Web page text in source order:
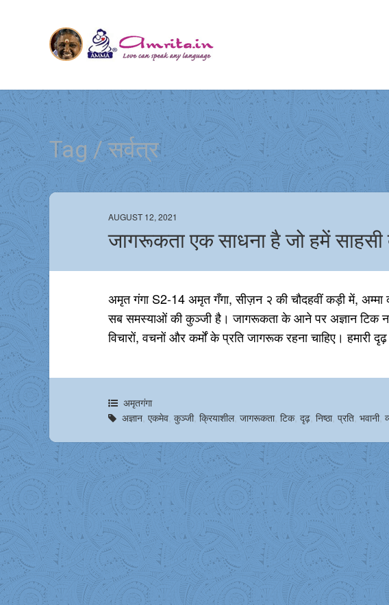
Tag / सर्वत्र
AUGUST 12, 2021
जागरूकता एक साधना है जो हमें साहसी
अमृत गंगा S2-14 अमृत गँगा, सीज़न २ की चौदहवीं कड़ी में,
सब समस्याओं की कुञ्जी है। जागरूकता के आने पर अज्ञान टिक
विचारों, वचनों और कर्मों के प्रति जागरूक रहना चाहिए। हमारी
अमृतगंगा
अज्ञान ,एकमेव ,कुञ्जी,क्रियाशील,जागरूकता,टिक,दृढ़ ,निष्ठा,प्रति ,भवानी,